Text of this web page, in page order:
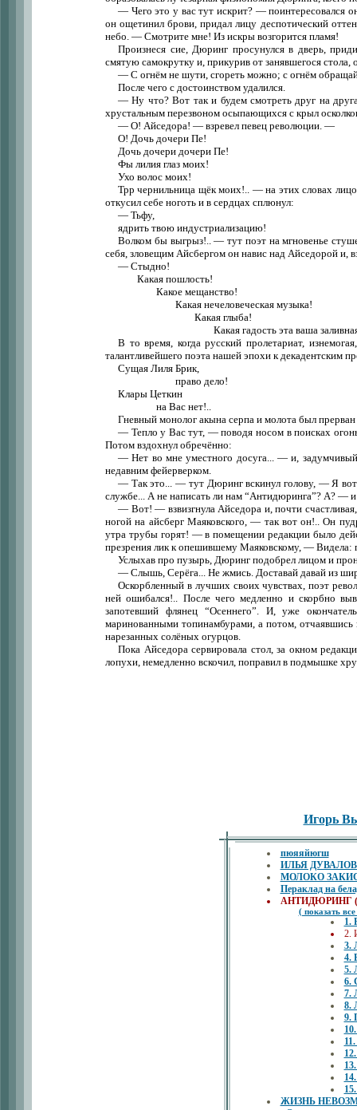
— Чего это у вас тут искрит? —
он ощетинил брови, придал лицу деспотический
небо. — Смотрите мне! Из искры возгорится пламя!
Произнеся сие, Дюринг просунулся в дверь,
смятую самокрутку и, прикурив от занявшегося стола,
— С огнём не шути, сгореть можно; с огнём
После чего с достоинством удалился.
— Ну что? Вот так и будем смотреть друг на
хрустальным перезвоном осыпающихся с крыл
— О! Айседора! — взревел певец революции. —
О! Дочь дочери Пе!
Дочь дочери дочери Пе!
Фы лилия глаз моих!
Ухо волос моих!
Трр чернильница щёк моих!.. — на этих словах
откусил себе ноготь и в сердцах сплюнул:
— Тьфу,
ядрить твою индустриализацию!
Волком бы выгрыз!.. — тут поэт на мгновенье
себя, зловещим Айсбергом он навис над Айседорой и,
— Стыдно!
Какая пошлость!
Какое мещанство!
Какая нечеловеческая музыка!
Какая глыба!
Какая гадость эта ваша заливная
В то время, когда русский пролетариат,
талантливейшего поэта нашей эпохи к декадентским
Сущая Лиля Брик,
право дело!
Клары Цеткин
на Вас нет!..
Гневный монолог акына серпа и молота был
— Тепло у Вас тут, — поводя носом в поисках
Потом вздохнул обречённо:
— Нет во мне уместного досуга... — и,
недавним фейерверком.
— Так это... — тут Дюринг вскинул голову, — Я вот
службе... А не написать ли нам “Антидюринга”? А? — и
— Вот! — взвизгнула Айседора и, почти
ногой на айсберг Маяковского, — так вот он!.. Он
утра трубы горят! — в помещении редакции было
презрения лик к опешившему Маяковскому, — Видела:
Услыхав про пузырь, Дюринг подобрел лицом и
— Слышь, Серёга... Не жмись. Доставай давай из
Оскорбленный в лучших своих чувствах, поэт
ней ошибался!.. После чего медленно и скорбно
запотевший флянец “Осеннего”. И, уже
маринованными топинамбурами, а потом, отчаявшись
нарезанных солёных огурцов.
Пока Айседора сервировала стол, за окном
лопухи, немедленно вскочил, поправил в подмышке
Игорь
пюяяйюгш
ИЛЬЯ ДУВАЛОВ
МОЛОКО
Пераклад на
АНТИДЮРИНГ (
( показать
1.
2.
3.
4.
5.
6.
7.
8.
9.
ЖИЗНЬ